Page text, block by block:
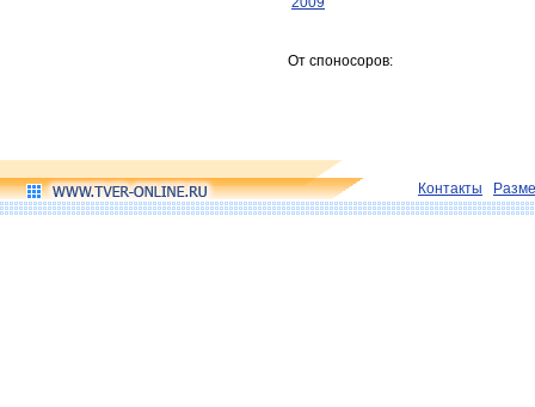
От споносоров:
Контакты